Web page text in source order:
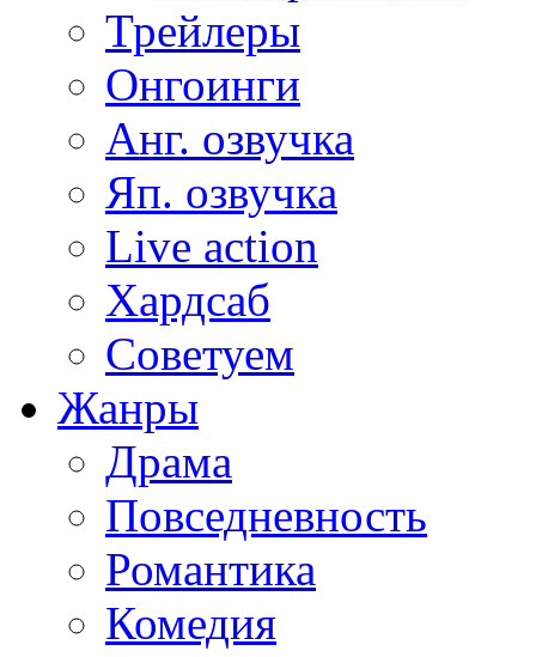
Трейлеры
Онгоинги
Анг. озвучка
Яп. озвучка
Live action
Хардсаб
Советуем
Жанры
Драма
Повседневность
Романтика
Комедия